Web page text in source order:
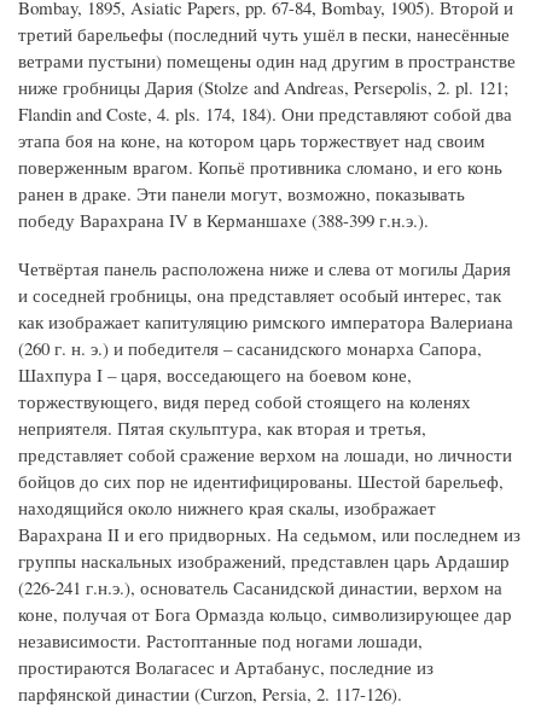
Bombay, 1895, Asiatic Papers, pp. 67-84, Bombay, 1905). Второй и
третий барельефы (последний чуть ушёл в пески, нанесённые
ветрами пустыни) помещены один над другим в пространстве
ниже гробницы Дария (Stolze and Andreas, Persepolis, 2. pl. 121;
Flandin and Coste, 4. pls. 174, 184). Они представляют собой два
этапа боя на коне, на котором царь торжествует над своим
поверженным врагом. Копьё противника сломано, и его конь
ранен в драке. Эти панели могут, возможно, показывать
победу Варахрана IV в Керманшахе (388-399 г.н.э.).
Четвёртая панель расположена ниже и слева от могилы Дария
и соседней гробницы, она представляет особый интерес, так
как изображает капитуляцию римского императора Валериана
(260 г. н. э.) и победителя – сасанидского монарха Сапора,
Шахпура I – царя, восседающего на боевом коне,
торжествующего, видя перед собой стоящего на коленях
неприятеля. Пятая скульптура, как вторая и третья,
представляет собой сражение верхом на лошади, но личности
бойцов до сих пор не идентифицированы. Шестой барельеф,
находящийся около нижнего края скалы, изображает
Варахрана II и его придворных. На седьмом, или последнем из
группы наскальных изображений, представлен царь Ардашир
(226-241 г.н.э.), основатель Сасанидской династии, верхом на
коне, получая от Бога Ормазда кольцо, символизирующее дар
независимости. Растоптанные под ногами лошади,
простираются Волагасес и Артабанус, последние из
парфянской династии (Curzon, Persia, 2. 117-126).